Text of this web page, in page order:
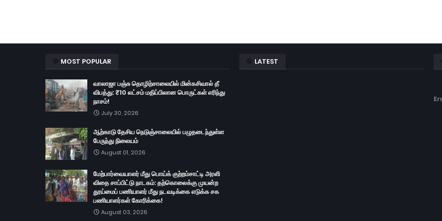
MOST POPULAR
வாலாஜா பஞ்சு தொழிற்சாலையில் மின்கசிவால் தீ
விபத்து: ₹10 லட்சம் மதிப்பிலான பொருட்கள் எரிந்து
நாசம்!
July 30, 2026
ஆற்காடு தேசிய நெடுஞ்சாலையில் பழுதடைந்துள்ள
பேருந்து நிலையம்
August 01, 2026
மேற்பார்வையாளர் மீது பொய்க் குற்றம்சாட்டி அரளி
விதை சாப்பிட்டு நாடகம்: தற்கொலைக்கு முயன்ற
தூய்மைப் பணியாளர் மீது நடவடிக்கை எடுக்க சக
பணியாளர்கள் கோரிக்கை!
August 03, 2026
LATEST